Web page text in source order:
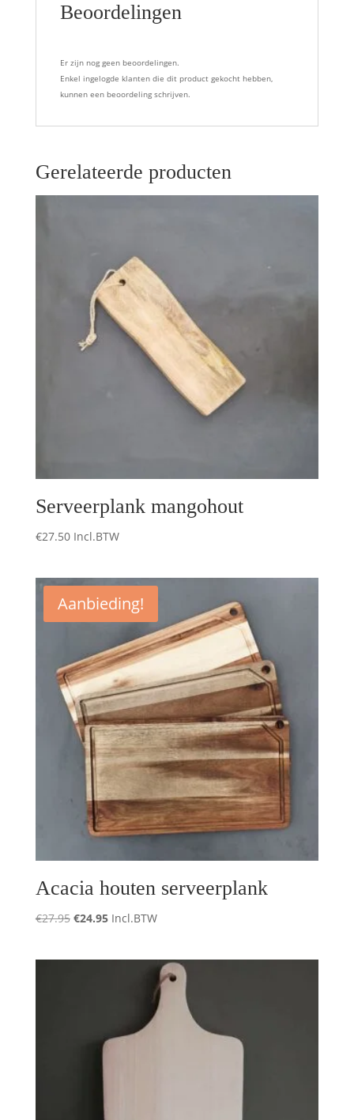
Beoordelingen
Er zijn nog geen beoordelingen.
Enkel ingelogde klanten die dit product gekocht hebben,
kunnen een beoordeling schrijven.
Gerelateerde producten
Serveerplank mangohout
€27.50 Incl.BTW
Aanbieding!
Acacia houten serveerplank
€27.95 Oorspronkelijke
€24.95Huidige
Incl.BTW